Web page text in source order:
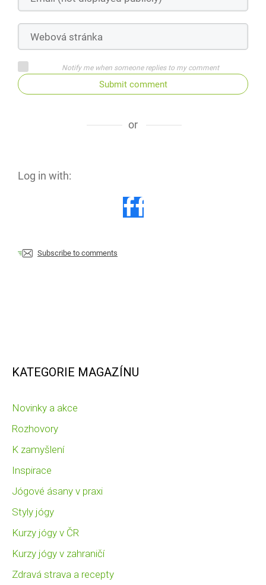
Notify me when someone replies to my comment
Submit comment
or
Log in with:
Subscribe to comments
KATEGORIE MAGAZÍNU
Novinky a akce
Rozhovory
K zamyšlení
Inspirace
Jógové ásany v praxi
Styly jógy
Kurzy jógy v ČR
Kurzy jógy v zahraničí
Zdravá strava a recepty